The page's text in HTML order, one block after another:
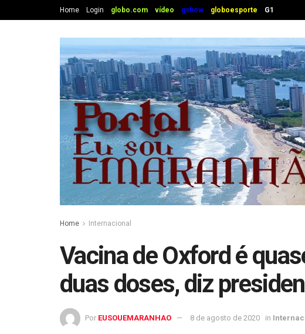
Home Login globo.com vídeo gshow globoesporte G1
Home Internacional
Vacina de Oxford é
duas doses, diz
Por EUSOUEMARANHAO 8 de agosto de 2020 in